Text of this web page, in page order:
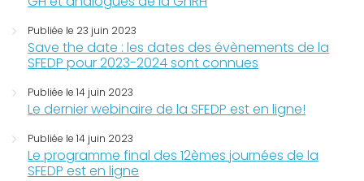
Publiée le 23 juin 2023
Save the date : les dates des évènements de la
SFEDP pour 2023-2024 sont connues
Publiée le 14 juin 2023
Le dernier webinaire de la SFEDP est en ligne!
Publiée le 14 juin 2023
Le programme final des 12èmes journées de la
SFEDP est en ligne